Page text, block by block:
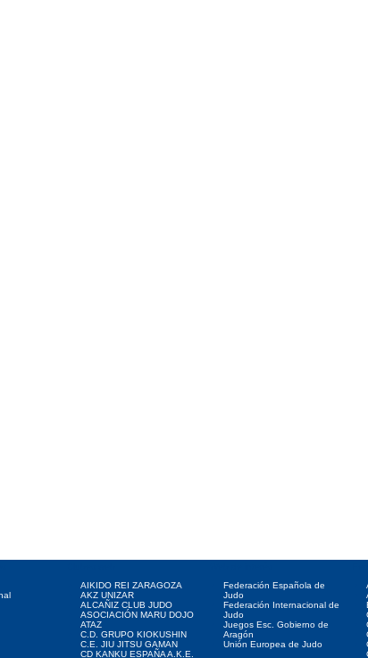
AIKIDO REI ZARAGOZA
AKZ UNIZAR
ALCAÑIZ CLUB JUDO
ASOCIACIÓN MARU DOJO
ATAZ
C.D. GRUPO KIOKUSHIN
C.E. JIU JITSU GAMAN
CD KANKU ESPAÑA A.K.E.
Federación Española de
Judo
Federación Internacional de
Judo
Juegos Esc. Gobierno de
Aragón
Unión Europea de Judo